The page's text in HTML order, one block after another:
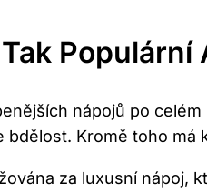
nápojů po
bdělost. Kromě toho má
za luxusní nápoj,